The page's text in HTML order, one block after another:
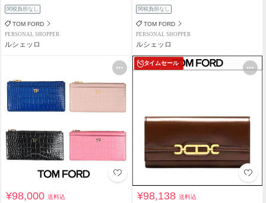
関税負担なし
TOM FORD
PERSONAL SHOPPER
ルシェッロ
関税負担なし
TOM FORD
PERSONAL SHOPPER
ルシェッロ
¥98,000送料込
タイムセール
¥98,138送料込